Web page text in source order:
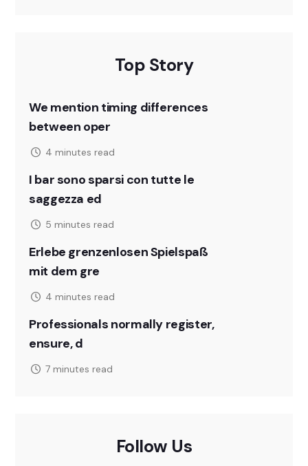
Top Story
We mention timing differences
between oper
4 minutes read
I bar sono sparsi con tutte le
saggezza ed
5 minutes read
Erlebe grenzenlosen Spielspaß
mit dem gre
4 minutes read
Professionals normally register,
ensure, d
7 minutes read
Follow Us